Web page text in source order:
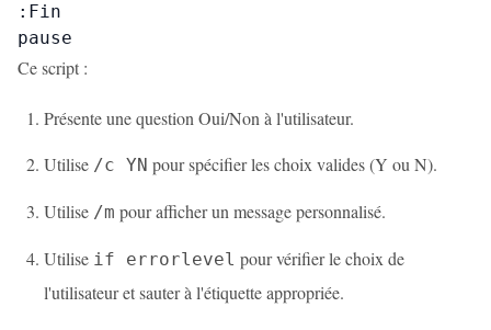
:Fin
pause
Ce script :
Présente une question Oui/Non à l'utilisateur.
Utilise /c YN pour spécifier les choix valides (Y ou N).
Utilise /m pour afficher un message personnalisé.
Utilise if errorlevel pour vérifier le choix de
l'utilisateur et sauter à l'étiquette appropriée.